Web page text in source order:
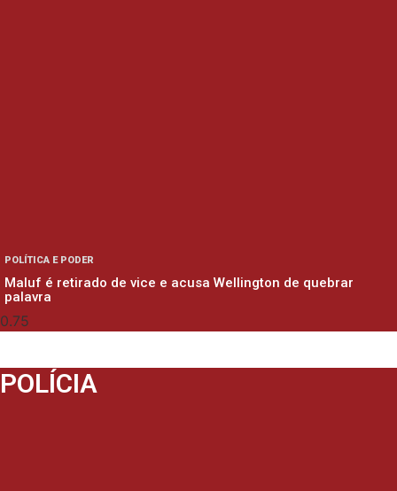
POLÍTICA E PODER
Maluf é retirado de vice e acusa Wellington de quebrar
palavra
POLÍCIA